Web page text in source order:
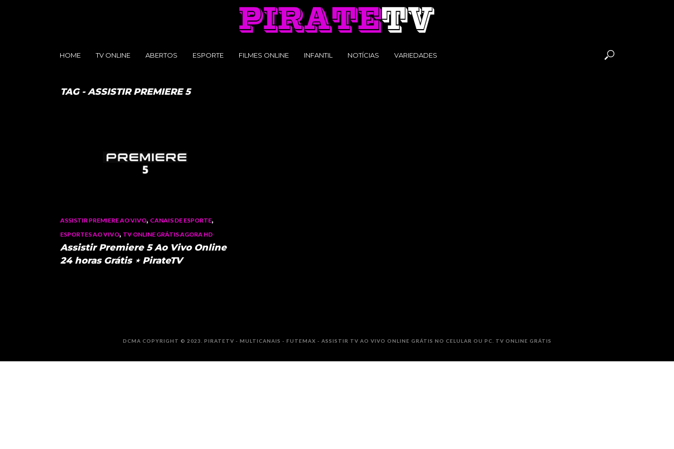
HOME TV ONLINE ABERTOS ESPORTE FILMES ONLINE INFANTIL NOTÍCIAS VARIEDADES
TAG - ASSISTIR PREMIERE 5
ASSISTIR PREMIERE AO VIVO, CANAIS DE ESPORTE,
ESPORTES AO VIVO, TV ONLINE GRÁTIS AGORA HD
Assistir Premiere 5 Ao Vivo Online
24 horas Grátis ⋆ PirateTV
DCMA COPYRIGHT © 2023. PIRATETV - MULTICANAIS - FUTEMAX - ASSISTIR TV AO VIVO ONLINE GRÁTIS NO CELULAR OU PC. TV ONLINE GRÁTIS